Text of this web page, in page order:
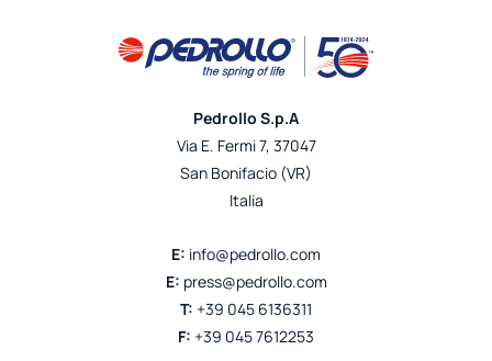
Pedrollo S.p.A
Via E. Fermi 7, 37047
San Bonifacio (VR)
Italia
E: info@pedrollo.com
E: press@pedrollo.com
T: +39 045 6136311
F: +39 045 7612253